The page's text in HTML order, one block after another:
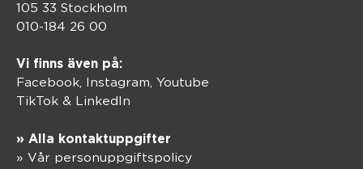
105 33 Stockholm
010-184 26 00
Vi finns även på:
Facebook, Instagram, Youtube
TikTok & LinkedIn
» Alla kontaktuppgifter
» Vår personuppgiftspolicy